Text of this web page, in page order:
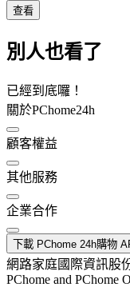
查看
別人也看了
已經到底囉！
關於PChome24h
顧客權益
其他服務
企業合作
下載 PChome 24h購物
網路家庭國際資訊股
PChome and PChome